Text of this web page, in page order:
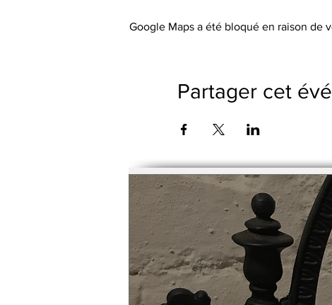
Tu auras à ta disposition le
Paiement à l'atelier (espèces,
Possibilité de payer le
Google Maps a été bloqué en raison de
Partager cet